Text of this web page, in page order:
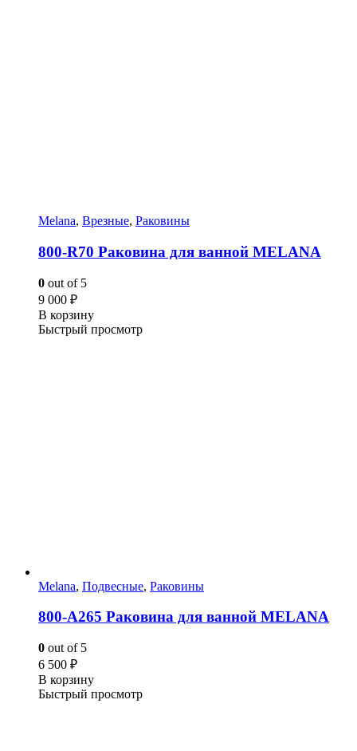
Melana, Врезные, Раковины
800-R70 Раковина для ванной MELANA
0 out of 5
9 000 ₽
В корзину
Быстрый просмотр
Melana, Подвесные, Раковины
800-А265 Раковина для ванной MELANA
0 out of 5
6 500 ₽
В корзину
Быстрый просмотр